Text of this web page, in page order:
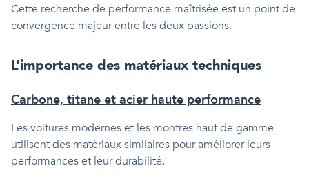
Cette recherche de performance maîtrisée est un point de
convergence majeur entre les deux passions.
L’importance des matériaux techniques
Carbone, titane et acier haute performance
Les voitures modernes et les montres haut de gamme
utilisent des matériaux similaires pour améliorer leurs
performances et leur durabilité.